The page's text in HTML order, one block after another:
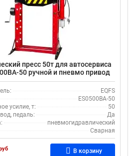
пресс 50т для автосервиса
50 ручной и пневмо привод
EQFS
ES0500BA-50
усилие, т:
50
педаль:
Да
пневмогидравлический
Сварная
В корзину